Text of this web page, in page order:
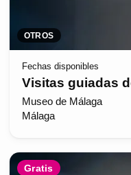
OTROS
Fechas disponibles
Visitas guiadas
Museo de Málaga
Málaga
Gratis